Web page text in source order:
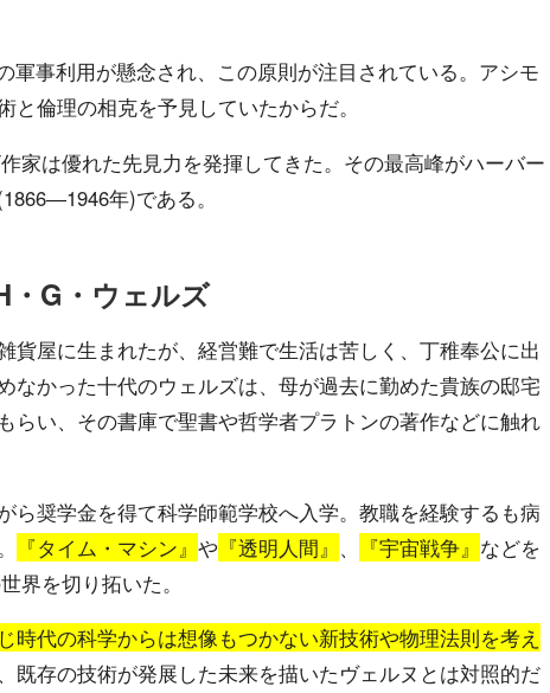
軍事利用が懸念され、この原則が注目されている。アシモ
と倫理の相克を予見していたからだ。
家は優れた先見力を発揮してきた。その最高峰がハーバー
年)である。
・G・ウェルズ
貨屋に生まれたが、経営難で生活は苦しく、丁稚奉公に出
なかった十代のウェルズは、母が過去に勤めた貴族の邸宅
らい、その書庫で聖書や哲学者プラトンの著作などに触れ
ら奨学金を得て科学師範学校へ入学。教職を経験するも病
『タイム・マシン』 や 『透明人間』 、 『宇宙戦争』 などを
界を切り拓いた。
時代の科学からは想像もつかない新技術や物理法則を考え
既存の技術が発展した未来を描いたヴェルヌとは対照的だ